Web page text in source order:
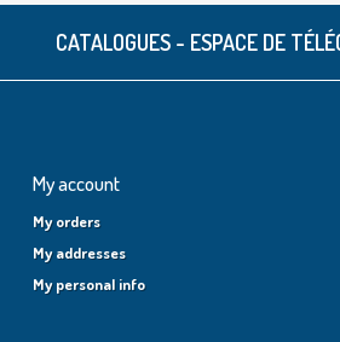
CATALOGUES - ESPACE DE
My account
My orders
My addresses
My personal info